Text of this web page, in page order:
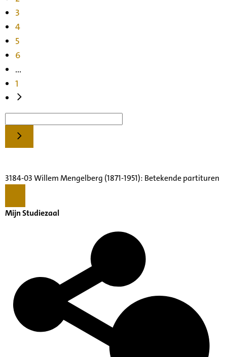
3
4
5
6
...
1
3184-03 Willem Mengelberg (1871-1951): Betekende partituren
Mijn Studiezaal